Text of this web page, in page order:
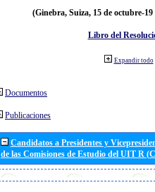
(Ginebra, Suiza, 15 de octubre-19
Libro del
Expandir todo
Documentos
Publicaciones
Candidatos a Presidentes y
de las Comisiones de Estudio del UIT R